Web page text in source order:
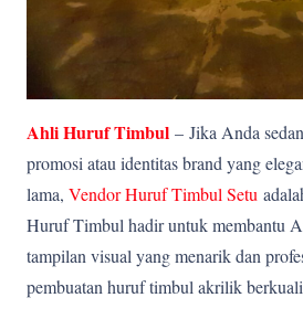
Ahli Huruf Timbul – Jika Anda
promosi atau identitas brand yang
lama, Vendor Huruf Timbul Setu
Huruf Timbul hadir untuk membantu
tampilan visual yang menarik dan
pembuatan huruf timbul akrilik